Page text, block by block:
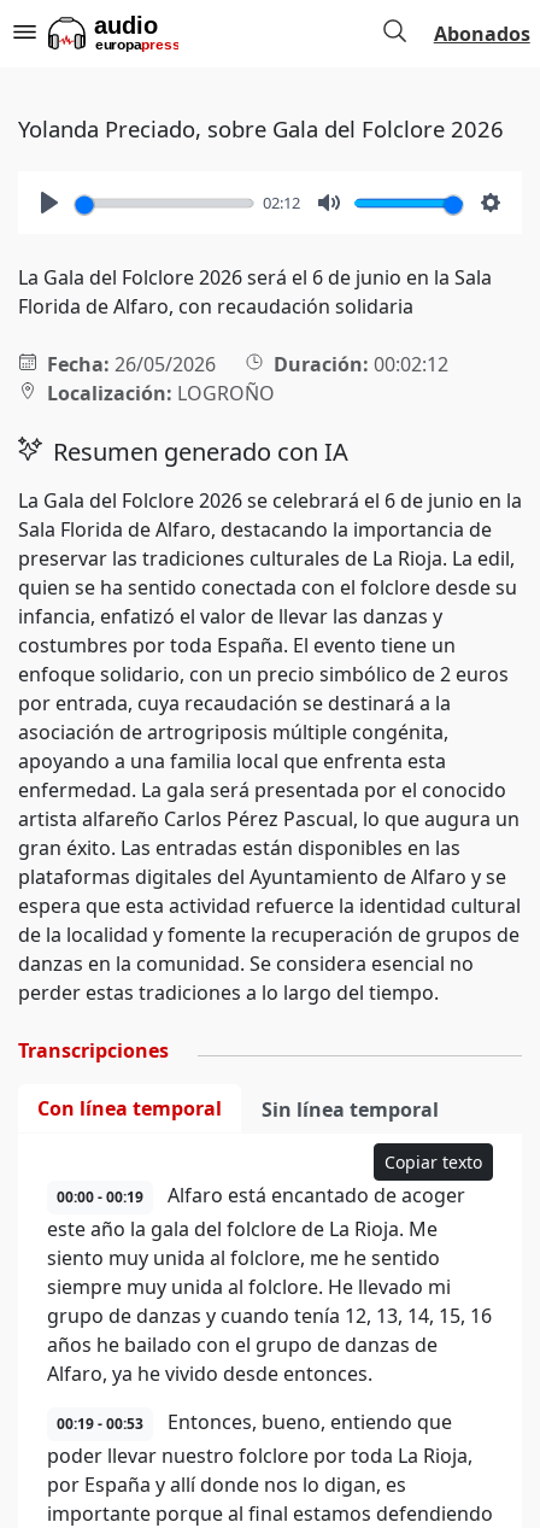
Abonados
Yolanda Preciado, sobre Gala del Folclore 2026
02:12
La Gala del Folclore 2026 será el 6 de junio en la Sala
Florida de Alfaro, con recaudación solidaria
Fecha: 26/05/2026 Duración: 00:02:12
Localización: LOGROÑO
Resumen generado con IA
La Gala del Folclore 2026 se celebrará el 6 de junio en la
Sala Florida de Alfaro, destacando la importancia de
preservar las tradiciones culturales de La Rioja. La edil,
quien se ha sentido conectada con el folclore desde su
infancia, enfatizó el valor de llevar las danzas y
costumbres por toda España. El evento tiene un
enfoque solidario, con un precio simbólico de 2 euros
por entrada, cuya recaudación se destinará a la
asociación de artrogriposis múltiple congénita,
apoyando a una familia local que enfrenta esta
enfermedad. La gala será presentada por el conocido
artista alfareño Carlos Pérez Pascual, lo que augura un
gran éxito. Las entradas están disponibles en las
plataformas digitales del Ayuntamiento de Alfaro y se
espera que esta actividad refuerce la identidad cultural
de la localidad y fomente la recuperación de grupos de
danzas en la comunidad. Se considera esencial no
perder estas tradiciones a lo largo del tiempo.
Transcripciones
Con línea temporal Sin línea temporal
Copiar texto
00:00 - 00:19
Alfaro está encantado de acoger
este año la gala del folclore de La Rioja. Me
siento muy unida al folclore, me he sentido
siempre muy unida al folclore. He llevado mi
grupo de danzas y cuando tenía 12, 13, 14, 15, 16
años he bailado con el grupo de danzas de
Alfaro, ya he vivido desde entonces.
00:19 - 00:53
Entonces, bueno, entiendo que
poder llevar nuestro folclore por toda La Rioja,
por España y allí donde nos lo digan, es
importante porque al final estamos defendiendo